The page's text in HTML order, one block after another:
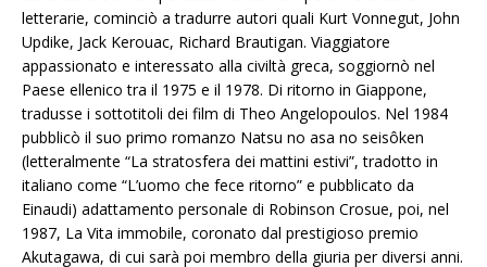
letterarie, cominciò a tradurre autori quali Kurt Vonnegut, John
Updike, Jack Kerouac, Richard Brautigan. Viaggiatore
appassionato e interessato alla civiltà greca, soggiornò nel
Paese ellenico tra il 1975 e il 1978. Di ritorno in Giappone,
tradusse i sottotitoli dei film di Theo Angelopoulos. Nel 1984
pubblicò il suo primo romanzo Natsu no asa no seisôken
(letteralmente “La stratosfera dei mattini estivi”, tradotto in
italiano come “L’uomo che fece ritorno” e pubblicato da
Einaudi) adattamento personale di Robinson Crosue, poi, nel
1987, La Vita immobile, coronato dal prestigioso premio
Akutagawa, di cui sarà poi membro della giuria per diversi anni.